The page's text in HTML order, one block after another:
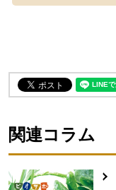
関連コラム